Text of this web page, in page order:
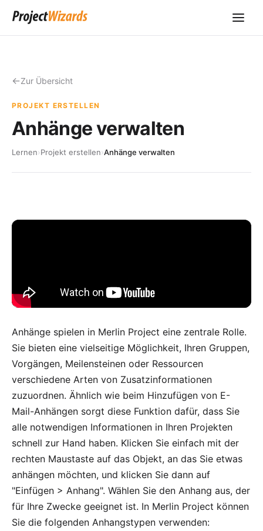
Zur Übersicht
PROJEKT ERSTELLEN
Anhänge verwalten
Lernen›Projekt erstellen›Anhänge verwalten
Anhänge spielen in Merlin Project eine zentrale Rolle.
Sie bieten eine vielseitige Möglichkeit, Ihren Gruppen,
Vorgängen, Meilensteinen oder Ressourcen
verschiedene Arten von Zusatzinformationen
zuzuordnen. Ähnlich wie beim Hinzufügen von E-
Mail-Anhängen sorgt diese Funktion dafür, dass Sie
alle notwendigen Informationen in Ihren Projekten
schnell zur Hand haben. Klicken Sie einfach mit der
rechten Maustaste auf das Objekt, an das Sie etwas
anhängen möchten, und klicken Sie dann auf
"Einfügen > Anhang". Wählen Sie den Anhang aus, der
für Ihre Zwecke geeignet ist. In Merlin Project können
Sie die folgenden Anhangstypen verwenden: